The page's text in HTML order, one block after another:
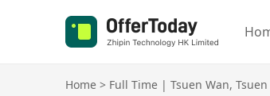
Home > Full Time | Tsuen Wan,